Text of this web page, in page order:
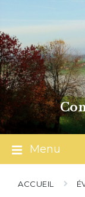
content
main
navigation
footer
Menu
ACCUEIL